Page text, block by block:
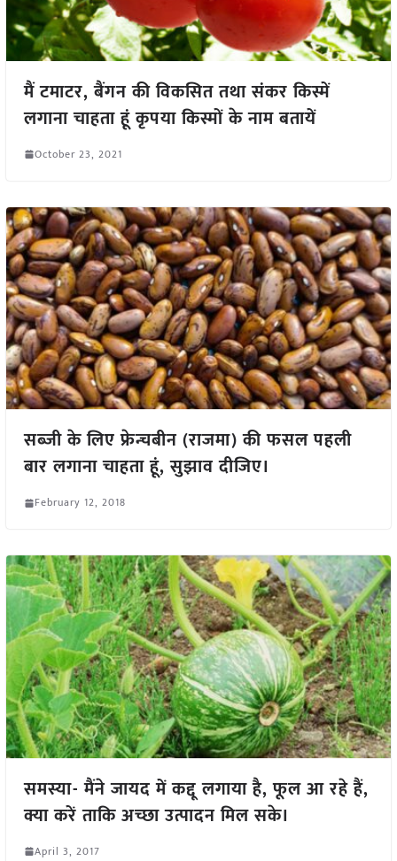
मैं टमाटर, बैंगन की विकसित तथा संकर किस्में
लगाना चाहता हूं कृपया किस्मों के नाम बतायें
October 23, 2021
सब्जी के लिए फ्रेन्चबीन (राजमा) की फसल पहली
बार लगाना चाहता हूं, सुझाव दीजिए।
February 12, 2018
समस्या- मैंने जायद में कद्दू लगाया है, फूल आ रहे हैं,
क्या करें ताकि अच्छा उत्पादन मिल सके।
April 3, 2017